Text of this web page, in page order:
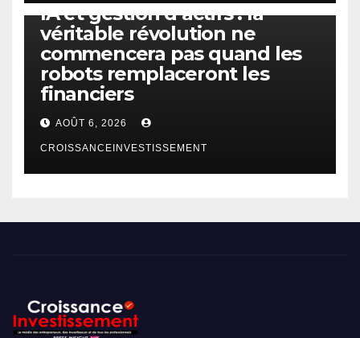
IA et gestion d’actifs : la
véritable révolution ne
commencera pas quand les
robots remplaceront les
financiers
AOÛT 6, 2026
CROISSANCEINVESTISSEMENT